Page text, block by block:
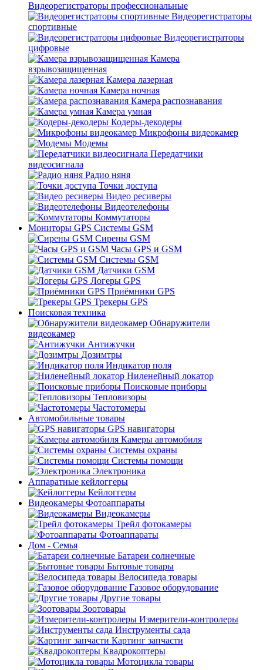
Видеорегистраторы профессиональные
Видеорегистраторы
спортивные
Видеорегистраторы
цифровые
Камера
взрывозащищенная
Камера лазерная
Камера ночная
Камера распознавания
Камера умная
Кодеры-декодеры
Микрофоны видеокамер
Модемы
Передатчики
видеосигнала
Радио няня
Точки доступа
Видео ресиверы
Видеотелефоны
Коммутаторы
Мониторы GPS Системы GSM
Сирены GSM
Часы GPS и GSM
Системы GSM
Датчики GSM
Логеры GPS
Приёмники GPS
Трекеры GPS
Поисковая техника
Обнаружители
видеокамер
Антижучки
Дозимтры
Индикатор поля
Ниленейный локатор
Поисковые приборы
Тепловизоры
Частотомеры
Автомобильные товары
GPS навигаторы
Камеры автомобиля
Системы охраны
Системы помощи
Электроника
Аппаратные кейлоггеры
Кейлоггеры
Видеокамеры Фотоаппараты
Видеокамеры
Трейл фотокамеры
Фотоаппараты
Дом - Семья
Батареи солнечные
Бытовые товары
Велосипеда товары
Газовое оборудование
Другие товары
Зоотовары
Измерители-контролеры
Инструменты сада
Картинг запчасти
Квадрокоптеры
Мотоцикла товары